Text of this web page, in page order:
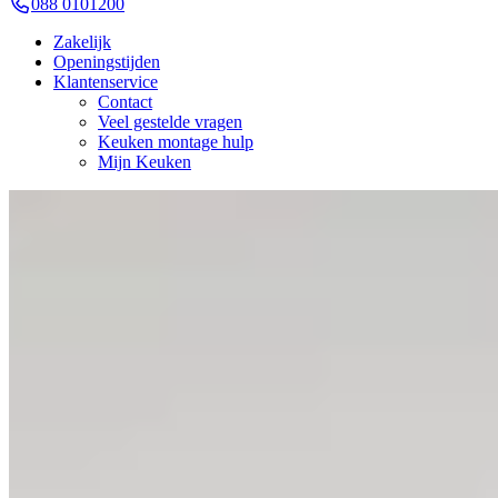
088 0101200
Zakelijk
Openingstijden
Klantenservice
Contact
Veel gestelde vragen
Keuken montage hulp
Mijn Keuken